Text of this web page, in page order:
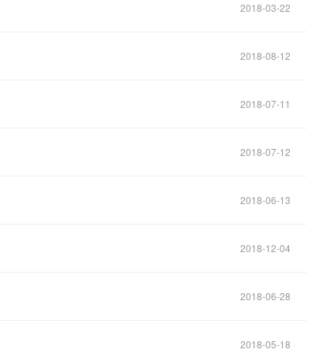
2018-03-22
2018-08-12
2018-07-11
2018-07-12
2018-06-13
2018-12-04
2018-06-28
2018-05-18